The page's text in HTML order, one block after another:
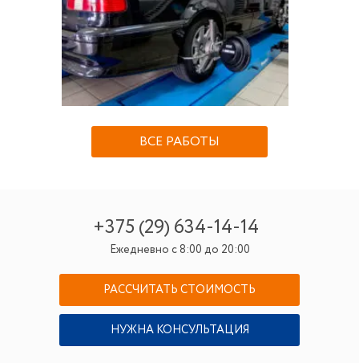
ВСЕ РАБОТЫ
+375 (29) 634-14-14
Ежедневно с 8:00 до 20:00
РАССЧИТАТЬ СТОИМОСТЬ
НУЖНА КОНСУЛЬТАЦИЯ